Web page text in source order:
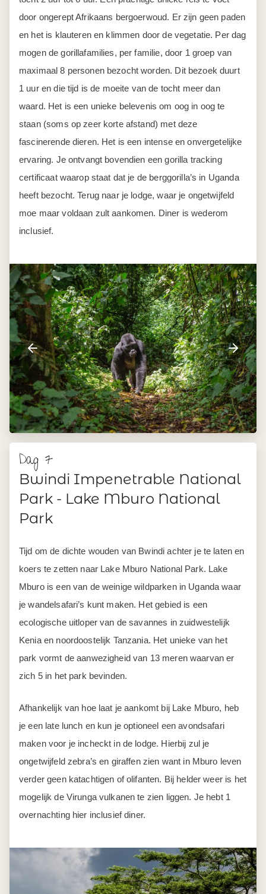
door ongerept Afrikaans bergoerwoud. Er zijn geen paden
en het is klauteren en klimmen door de vegetatie. Per dag
mogen de gorillafamilies, per familie, door 1 groep van
maximaal 8 personen bezocht worden. Dit bezoek duurt
1 uur en die tijd is de moeite van de tocht meer dan
waard. Het is een unieke belevenis om oog in oog te
staan (soms op zeer korte afstand) met deze
fascinerende dieren. Het is een intense en onvergetelijke
ervaring. Je ontvangt bovendien een gorilla tracking
certificaat waarop staat dat je de berggorilla’s in Uganda
heeft bezocht. Terug naar je lodge, waar je ongetwijfeld
moe maar voldaan zult aankomen. Diner is wederom
inclusief.
Dag 7
Bwindi Impenetrable National
Park - Lake Mburo National
Park
Tijd om de dichte wouden van Bwindi achter je te laten en
koers te zetten naar Lake Mburo National Park. Lake
Mburo is een van de weinige wildparken in Uganda waar
je wandelsafari’s kunt maken. Het gebied is een
ecologische uitloper van de savannes in zuidwestelijk
Kenia en noordoostelijk Tanzania. Het unieke van het
park vormt de aanwezigheid van 13 meren waarvan er
zich 5 in het park bevinden.
Afhankelijk van hoe laat je aankomt bij Lake Mburo, heb
je een late lunch en kun je optioneel een avondsafari
maken voor je incheckt in de lodge. Hierbij zul je
ongetwijfeld zebra’s en giraffen zien want in Mburo leven
verder geen katachtigen of olifanten. Bij helder weer is het
mogelijk de Virunga vulkanen te zien liggen. Je hebt 1
overnachting hier inclusief diner.